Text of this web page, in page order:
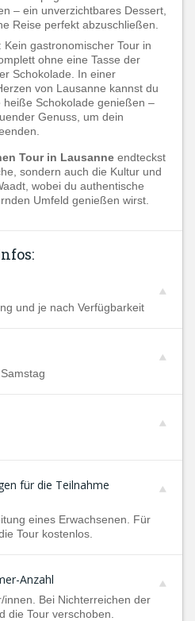
– ein unverzichtbares Dessert,
Reise perfekt abzuschließen.
: Kein gastronomischer Tour in
ohne eine Tasse der
Schokolade. In einer
von Lausanne kannst du
heiße Schokolade genießen –
Genuss, um dein
Tour in Lausanne endteckst
sondern auch die Kultur und
wobei du authentische
Umfeld genießen wirst.
und je nach Verfügbarkeit
für die Teilnahme
eines Erwachsenen. Für
Tour kostenlos.
Anzahl
innen. Bei Nichterreichen der
die Tour verschoben.